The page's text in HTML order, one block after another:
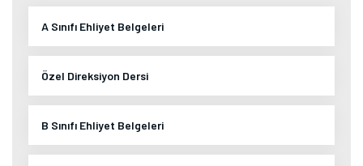
A Sınıfı Ehliyet Belgeleri
Özel Direksiyon Dersi
B Sınıfı Ehliyet Belgeleri